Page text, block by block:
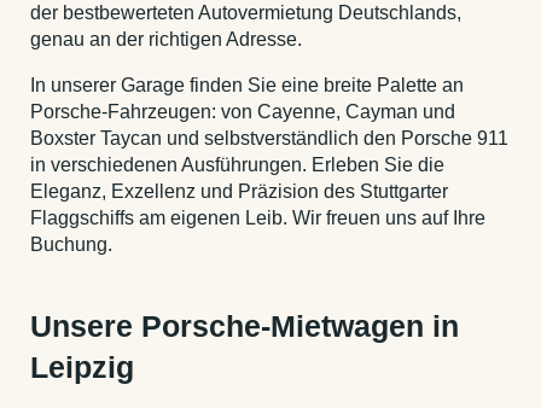
der bestbewerteten Autovermietung Deutschlands,
genau an der richtigen Adresse.
In unserer Garage finden Sie eine breite Palette an
Porsche-Fahrzeugen: von Cayenne, Cayman und
Boxster Taycan und selbstverständlich den Porsche 911
in verschiedenen Ausführungen. Erleben Sie die
Eleganz, Exzellenz und Präzision des Stuttgarter
Flaggschiffs am eigenen Leib. Wir freuen uns auf Ihre
Buchung.
Unsere Porsche-Mietwagen in
Leipzig